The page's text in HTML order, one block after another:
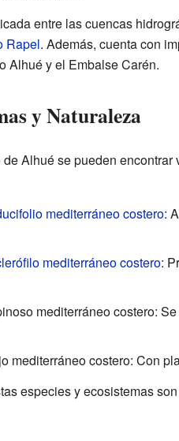
entre las cuencas
Rapel. Además, cuenta con
Alhué y el Embalse Carén.
y Naturaleza
de Alhué se pueden
mediterráneo costero:
mediterráneo costero:
mediterráneo costero:
mediterráneo costero: Con
especies y ecosistemas